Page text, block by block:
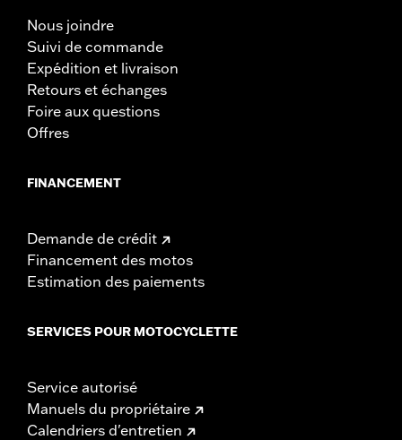
Nous joindre
Suivi de commande
Expédition et livraison
Retours et échanges
Foire aux questions
Offres
FINANCEMENT
Demande de crédit
Financement des motos
Estimation des paiements
SERVICES POUR MOTOCYCLETTE
Service autorisé
Manuels du propriétaire
Calendriers d'entretien